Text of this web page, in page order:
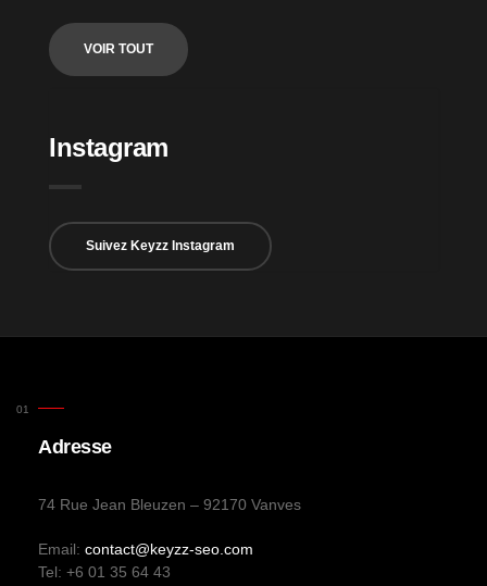
VOIR TOUT
Instagram
Suivez Keyzz Instagram
Adresse
74 Rue Jean Bleuzen – 92170 Vanves
Email: contact@keyzz-seo.com
Tel: +6 01 35 64 43